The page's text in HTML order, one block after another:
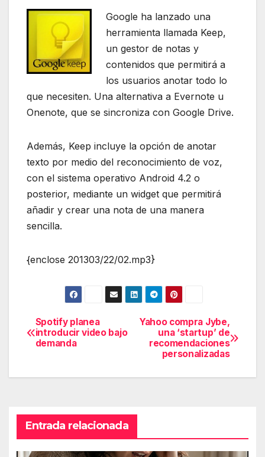
Google ha lanzado una
herramienta llamada Keep,
un gestor de notas y
contenidos que permitirá a
los usuarios anotar todo lo
que necesiten. Una alternativa a Evernote u
Onenote, que se sincroniza con Google Drive.
Además, Keep incluye la opción de anotar
texto por medio del reconocimiento de voz,
con el sistema operativo Android 4.2 o
posterior, mediante un widget que permitirá
añadir y crear una nota de una manera
sencilla.
{enclose 201303/22/02.mp3}
Navegación
de
entradas
Yahoo compra Jybe,
una ‘startup’ de
recomendaciones
personalizadas
Spotify planea
introducir video bajo
demanda
Entrada relacionada